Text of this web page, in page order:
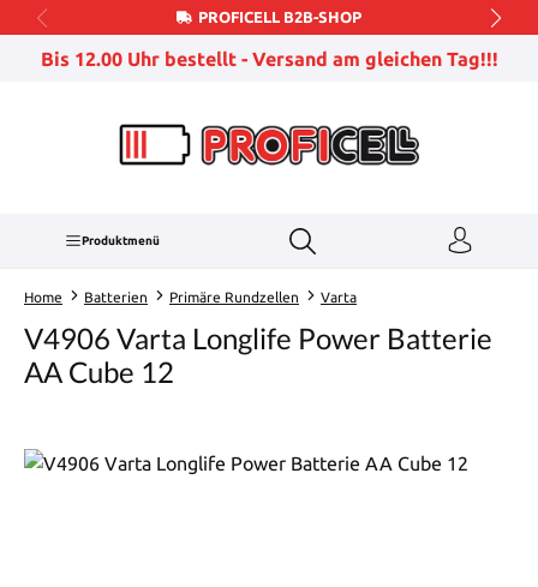
Zum Hauptinhalt springenPROFICELL B2B-SHOP
Bis 12.00 Uhr bestellt - Versand am gleichen Tag!!!
Produktmenü
Home Batterien Primäre Rundzellen Varta
V4906 Varta Longlife Power Batterie
AA Cube 12